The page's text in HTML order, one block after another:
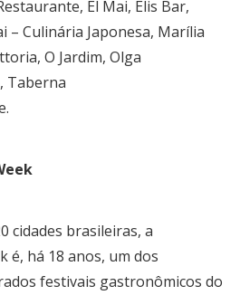
El Mai, Elis Bar,
– Culinária Japonesa, Marília
O Jardim, Olga
Taberna
cidades brasileiras, a
é, há 18 anos, um dos
festivais gastronômicos do